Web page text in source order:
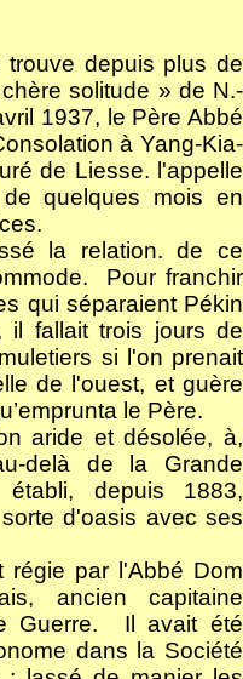
depuis plus de
solitude » de N.-
1937, le Père Abbé
à Yang-Kia-
de Liesse. l'appelle
quelques mois en
la relation. de ce
Pour franchir
qui séparaient Pékin
il fallait trois jours de
si l'on prenait
de l'ouest, et guère
le Père.
aride et désolée, à,
delà de la Grande
établi, depuis 1883,
d'oasis avec ses
régie par l'Abbé Dom
ancien capitaine
Guerre.
Il avait été
dans la Société